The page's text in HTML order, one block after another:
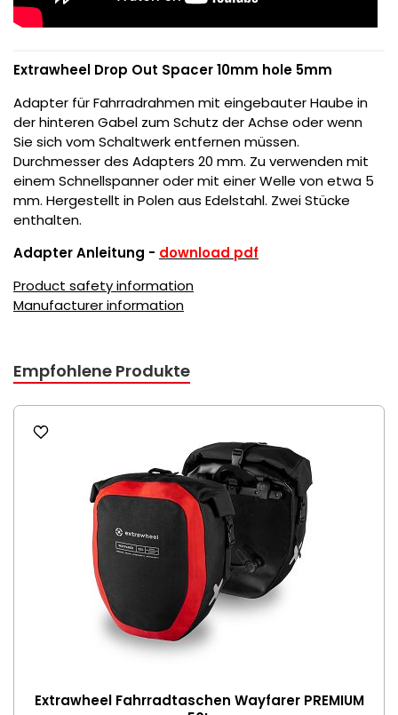
Extrawheel Drop Out Spacer 10mm hole 5mm
Adapter für Fahrradrahmen mit eingebauter Haube in
der hinteren Gabel zum Schutz der Achse oder wenn
Sie sich vom Schaltwerk entfernen müssen.
Durchmesser des Adapters 20 mm. Zu verwenden mit
einem Schnellspanner oder mit einer Welle von etwa 5
mm. Hergestellt in Polen aus Edelstahl. Zwei Stücke
enthalten.
Adapter Anleitung - download pdf
Product safety information
Manufacturer information
Empfohlene Produkte
Extrawheel Fahrradtaschen Wayfarer PREMIUM